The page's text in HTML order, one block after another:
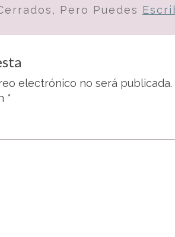
Pero Puedes
electrónico no será publicada.
*